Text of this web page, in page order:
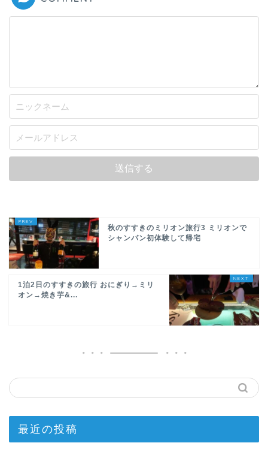
秋のすすきのミリオン旅行3 ミリオンで
シャンパン初体験して帰宅
1泊2日のすすきの旅行 おにぎり→ミリ
オン→焼き芋&...
最近の投稿